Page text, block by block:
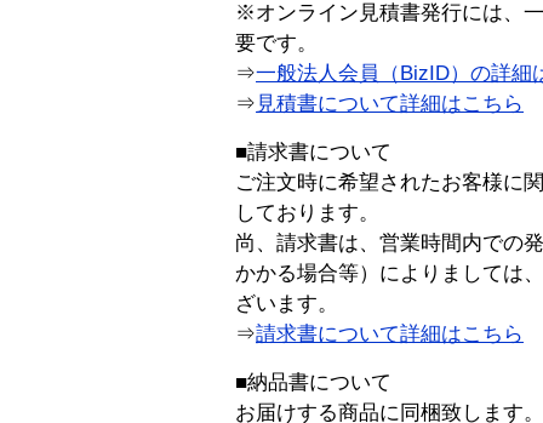
※オンライン見積書発行には、
要です。
⇒一般法人会員（BizID）の詳細
⇒ 見積書について詳細はこちら
■請求書について
ご注文時に希望されたお客様に
しております。
尚、請求書は、営業時間内での
かかる場合等）によりましては
ざいます。
⇒請求書について詳細はこちら
■納品書について
お届けする商品に同梱致します。